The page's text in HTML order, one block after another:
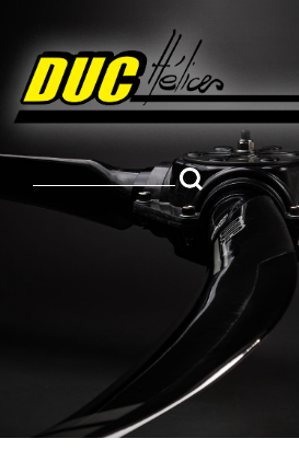
principal